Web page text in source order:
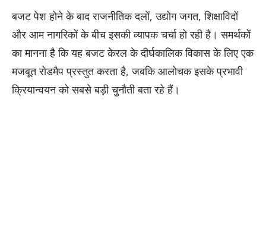
बजट पेश होने के बाद राजनीतिक दलों, उद्योग जगत, शिक्षाविदों
और आम नागरिकों के बीच इसकी व्यापक चर्चा हो रही है। समर्थकों
का मानना है कि यह बजट केरल के दीर्घकालिक विकास के लिए एक
मजबूत रोडमैप प्रस्तुत करता है, जबकि आलोचक इसके प्रभावी
क्रियान्वयन को सबसे बड़ी चुनौती बता रहे हैं।